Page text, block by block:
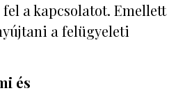
a kapcsolatot. Emellett
a felügyeleti
és